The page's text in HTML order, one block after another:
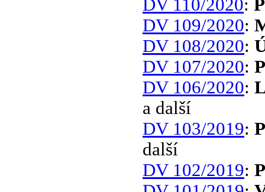
DV 110/2020:
DV 109/2020:
DV 108/2020:
DV 107/2020:
DV 106/2020:
a další
DV 103/2019:
další
DV 102/2019: